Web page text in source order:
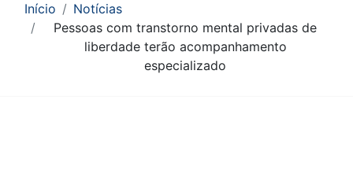
Início
Notícias
Pessoas com transtorno mental privadas de
liberdade terão acompanhamento
especializado